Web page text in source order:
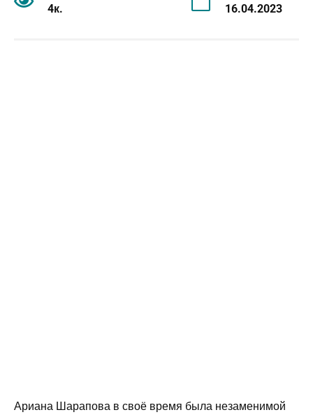
4к. 16.04.2023
Ариана Шарапова в своё время была незаменимой